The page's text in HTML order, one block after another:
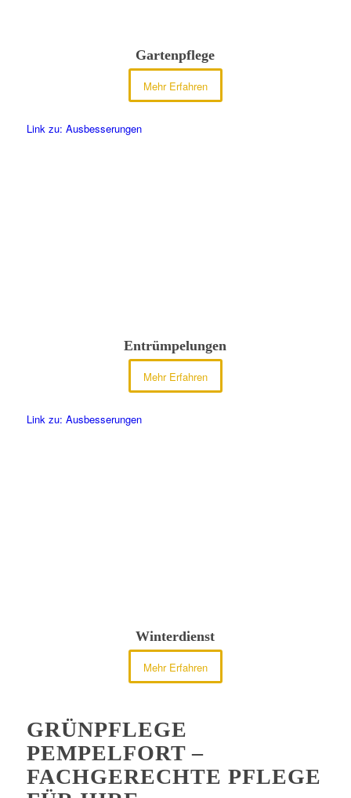
Gartenpflege
Mehr Erfahren
Link zu: Ausbesserungen
Entrümpelungen
Mehr Erfahren
Link zu: Ausbesserungen
Winterdienst
Mehr Erfahren
GRÜNPFLEGE
PEMPELFORT –
FACHGERECHTE PFLEGE